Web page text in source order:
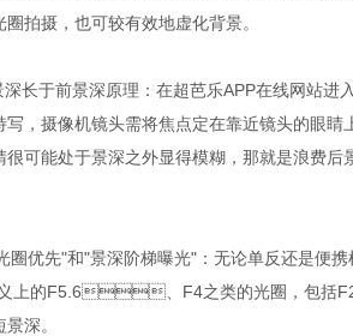
摄，也可较有效地虚化背景。
前景深原理：在超芭乐APP在线网站进入
，摄像机镜头需将焦点定在靠近镜头的眼睛上
能处于景深之外显得模糊，那就是浪费后景
先"和"景深阶梯曝光"：无论单反还是便携机
上的F5.6、F4之类的光圈，包括
深。